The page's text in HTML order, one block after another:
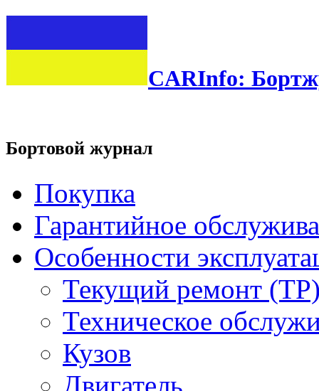
CARInfo:
Бортовой журнал
Покупка
Гарантийное
Особенности
Текущий ремонт
Техническое
Кузов
Двигатель